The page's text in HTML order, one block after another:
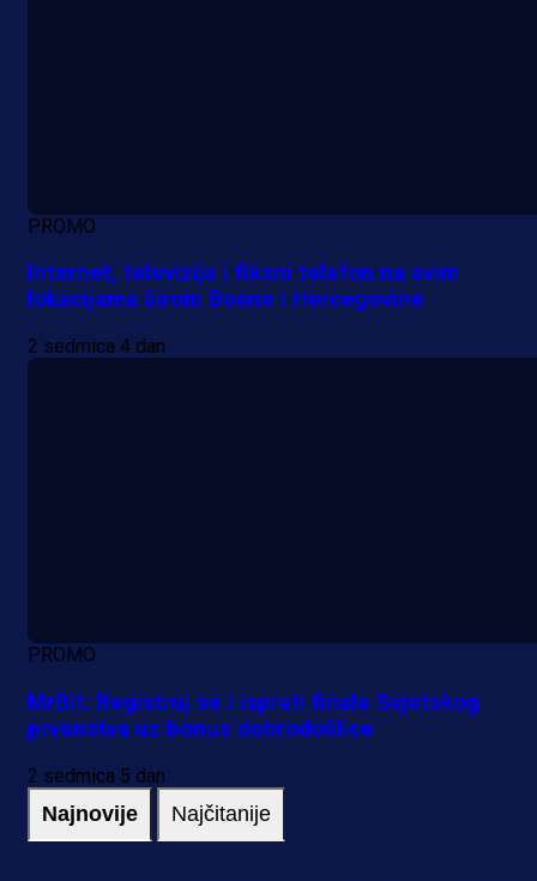
PROMO
Internet, televizija i fiksni telefon na svim
lokacijama širom Bosne i Hercegovine
2 sedmica 4 dan
PROMO
MrBit: Registruj se i isprati finale Svjetskog
prvenstva uz bonus dobrodošlice
2 sedmica 5 dan
Najnovije Najčitanije